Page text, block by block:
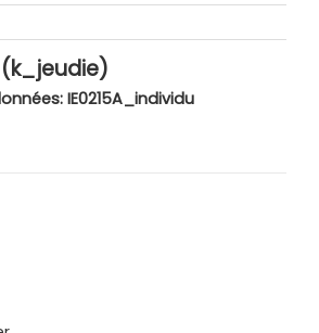
IE0215A_individu